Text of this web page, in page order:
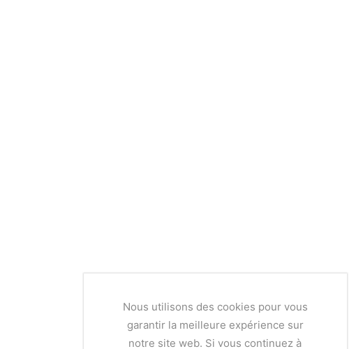
Nous utilisons des cookies pour vous
garantir la meilleure expérience sur
notre site web. Si vous continuez à